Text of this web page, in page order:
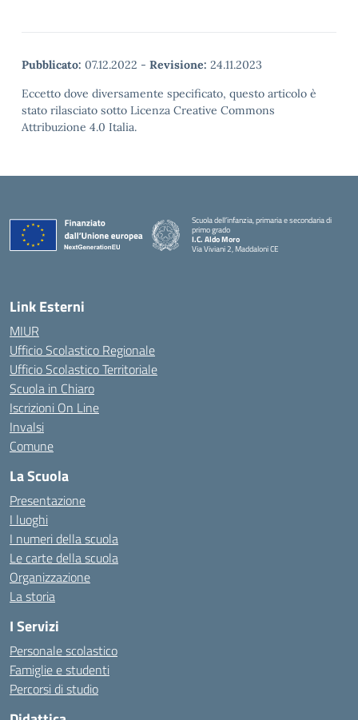
Pubblicato: 07.12.2022 - Revisione: 24.11.2023
Eccetto dove diversamente specificato, questo articolo è
stato rilasciato sotto Licenza Creative Commons
Attribuzione 4.0 Italia.
Scuola dell’infanzia, primaria e secondaria di
primo grado
I.C. Aldo Moro
Via Viviani 2, Maddaloni CE
Link Esterni
MIUR
Ufficio Scolastico Regionale
Ufficio Scolastico Territoriale
Scuola in Chiaro
Iscrizioni On Line
Invalsi
Comune
La Scuola
Presentazione
I luoghi
I numeri della scuola
Le carte della scuola
Organizzazione
La storia
I Servizi
Personale scolastico
Famiglie e studenti
Percorsi di studio